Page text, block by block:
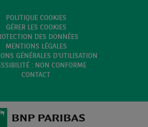
POLITIQUE COOKIES
GÉRER LES COOKIES
DES DONNÉES
MENTIONS LÉGALES
GÉNÉRALES D'UTILISATION
: NON CONFORME
CONTACT